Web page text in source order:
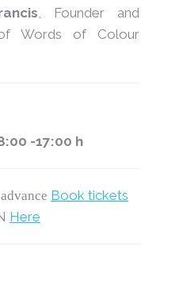
, Founder and
Words of Colour
-17:00 h
Book tickets
Here